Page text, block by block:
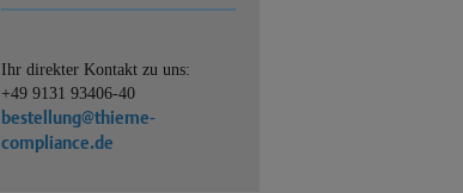
Ihr direkter Kontakt zu uns:
+49 9131 93406-40
bestellung@thieme-
compliance.de